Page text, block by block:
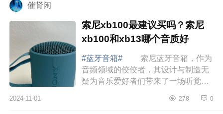
催肾闲
索尼xb100最建议买吗？索尼
xb100和xb13哪个音质好
#蓝牙音箱#
索尼蓝牙音箱，作为
音频领域的佼佼者，其设计与制造无
疑为音乐爱好者们带来了一场听觉盛
尼xb100最建议买吗？索尼xb100和
2024-11-01 278 0